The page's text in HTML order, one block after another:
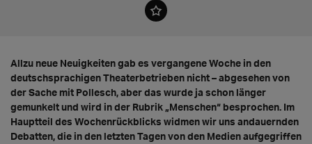
Allzu neue Neuigkeiten gab es vergangene Woche in den
deutschsprachigen Theaterbetrieben nicht – abgesehen von
der Sache mit Pollesch, aber das wurde ja schon länger
gemunkelt und wird in der Rubrik „Menschen“ besprochen. Im
Hauptteil des Wochenrückblicks widmen wir uns andauernden
Debatten, die in den letzten Tagen von den Medien aufgegriffen